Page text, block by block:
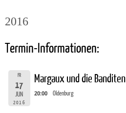
2016
Termin-Informationen:
FR
17
JUN
2016
Margaux und die Banditen
20:00 Oldenburg